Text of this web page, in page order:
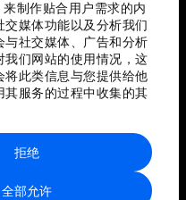
制作贴合用户需求的内
交媒体功能以及分析我们
与社交媒体、广告和分析
我们网站的使用情况，这
将此类信息与您提供给他
其服务的过程中收集的其
全部允许
拒绝